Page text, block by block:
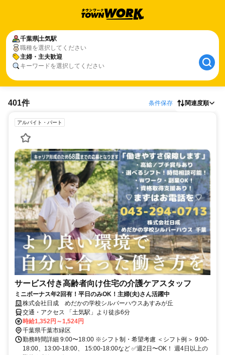
千葉県土気駅
職種を選択してください
主婦・主夫歓迎
キーワードを選択してください
401件 条件保存 関連度順
アルバイト・パート
サービス付き高齢者向け住宅の介護ケアスタッフ
ミニボーナス年2回有！平日のみOK！主婦(夫)さん活躍中
株式会社日成 めだかの学校シルバーハウスあすみが丘
交通・アクセス 「土気駅」より徒歩6分
時給1,352円～1,524円
千葉県千葉市緑区
勤務時間詳細 9:00〜18:00 ※シフト制・希望考慮 ＜シフト例＞ 9:00-
18:00、13:00-18:00、 15:00-18:00など ✅週2日〜OK！ 週4日以上の